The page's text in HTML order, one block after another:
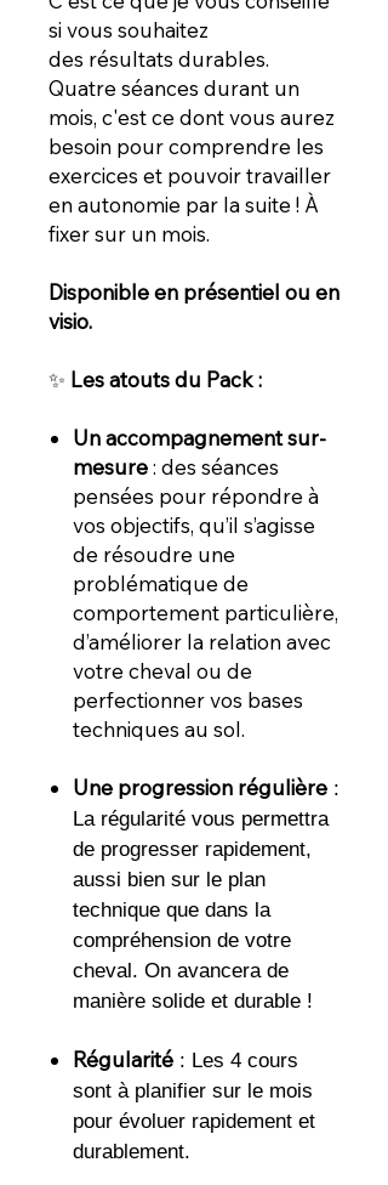
si vous souhaitez
des résultats durables.
Quatre séances durant un
mois, c'est ce dont vous aurez
besoin pour comprendre les
exercices et pouvoir travailler
en autonomie par la suite ! À
fixer sur un mois.
Disponible en présentiel ou en
visio.
✨ Les atouts du Pack :
Un accompagnement sur-
mesure: des séances
pensées pour répondre à
vos objectifs, qu’il s’agisse
de résoudre une
problématique de
comportement particulière,
d’améliorer la relation avec
votre cheval ou de
perfectionner vos bases
techniques au sol.
Une progression régulière :
La régularité vous permettra
de progresser rapidement,
aussi bien sur le plan
technique que dans la
compréhension de votre
cheval. On avancera de
manière solide et durable !
Régularité : Les 4 cours
sont à planifier sur le mois
pour évoluer rapidement et
durablement.